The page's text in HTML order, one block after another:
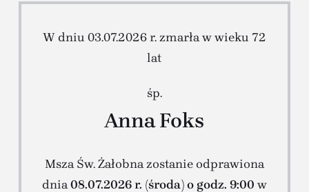
W dniu 03.07.2026 r. zmarła w wieku 72
lat
śp.
Anna Foks
Msza Św. Żałobna zostanie odprawiona
dnia 08.07.2026 r. (środa) o godz. 9:00 w